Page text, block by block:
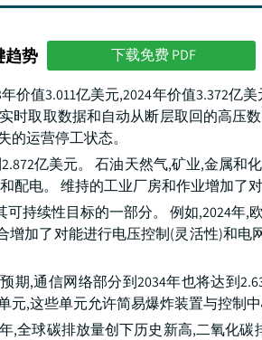
趋势 下载免费 PDF
价值3.011亿美元,2024年价值3.372亿
时取取数据和自动从断层取回的高压
运营停工状态。
亿美元。 石油天然气,矿业,金属和
电。 维持的工业厂房和作业增加了
持续性目标的一部分。 例如,2024年,
加了对能进行电压控制(灵活性)和电
期,通信网络部分到2034年也将达到
,这些单元允许简易爆炸装置与控制中
,全球碳排放量创下历史新高,二氧化